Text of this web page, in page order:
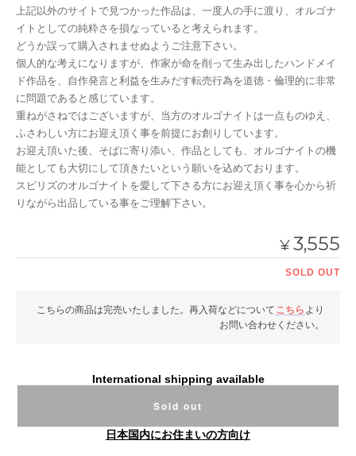
上記以外のサイトで見つかった作品は、一度人の手に渡り、オルゴナ
イトとしての純粋さを損なっていると考えられます。
どうか誤って購入されませぬようご注意下さい。
個人的な考えになりますが、作家が命を削って生み出したハンドメイ
ド作品を、自作発言と利益を生みだす転売行為を道徳・倫理的に非常
に問題であると感じています。
重ねがさねではございますが、当方のオルゴナイトは一点ものゆえ、
ふさわしい方にお迎え頂く事を前提にお創りしています。
お迎え頂いた後、そばに寄り添い、作品としても、オルゴナイトの機
能としても大切にして頂きたいという願いを込めております。
スピリズのオルゴナイトを愛して下さる方にお迎え頂く事を心から祈
りながら出品している事をご理解下さい。
¥3,555
SOLD OUT
こちらの商品は完売いたしました。再入荷などについて こちら より
お問い合わせください。
International shipping available
Sold out
日本国内にお住まいの方向け